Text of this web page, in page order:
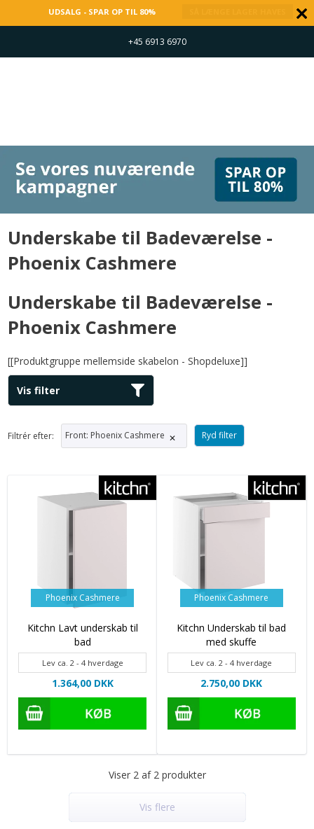
UDSALG - SPAR OP TIL 80%
+45 6913 6970
Underskabe til Badeværelse -
Phoenix Cashmere
Underskabe til Badeværelse -
Phoenix Cashmere
[[Produktgruppe mellemside skabelon - Shopdeluxe]]
Vis filter
Filtrér efter: Front: Phoenix Cashmere ✕ Ryd filter
Phoenix Cashmere
Kitchn Lavt underskab til
bad
Lev ca. 2 - 4 hverdage
1.364,00 DKK
Phoenix Cashmere
Kitchn Underskab til bad
med skuffe
Lev ca. 2 - 4 hverdage
2.750,00 DKK
Viser 2 af 2 produkter
Vis flere